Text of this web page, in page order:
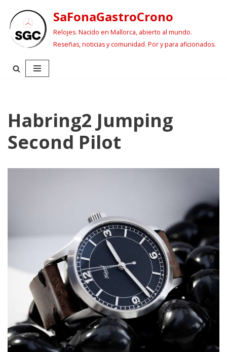
Saltar
al
SaFonaGastroCrono
Relojes. Nacido en Mallorca, abierto al mundo.
Reseñas, noticias y comunidad. Por y para aficionados.
Habring2 Jumping
Second Pilot